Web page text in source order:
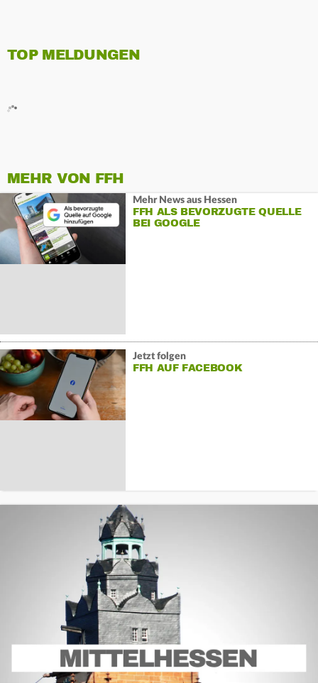
TOP MELDUNGEN
MEHR VON FFH
Mehr News aus Hessen
FFH ALS BEVORZUGTE QUELLE
BEI GOOGLE
Jetzt folgen
FFH AUF FACEBOOK